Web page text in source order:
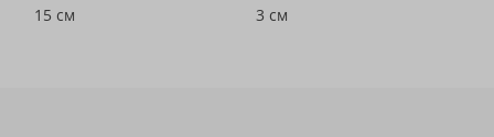
15 см
3 см